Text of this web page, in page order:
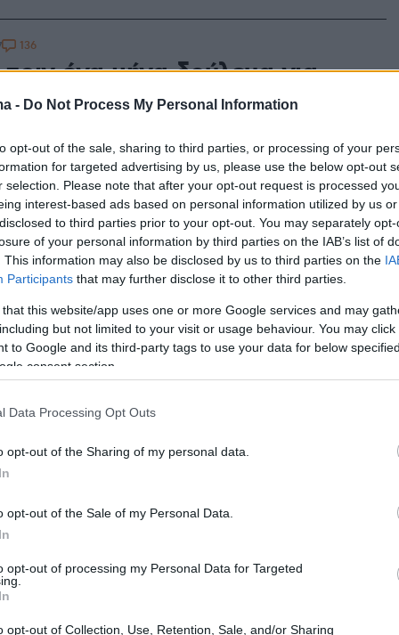
- Do Not Process My Personal Information
opt-out of the sale, sharing to third parties, or processing of your
for targeted advertising by us, please use the below opt-out
selection. Please note that after your opt-out request is processed
interest-based ads based on personal information utilized by us
to third parties prior to your opt-out. You may separately
of your personal information by third parties on the IAB’s list of
This information may also be disclosed by us to third parties on the
Participants that may further disclose it to other third parties.
that this website/app uses one or more Google services and may
but not limited to your visit or usage behaviour. You may
to Google and its third-party tags to use your data for below
consent section.
Data Processing Opt Outs
opt-out of the Sharing of my personal data.
opt-out of the Sale of my Personal Data.
opt-out of processing my Personal Data for Targeted
opt-out of Collection, Use, Retention, Sale, and/or Sharing
ένα μήνα δούλευα για
μετά το μετάλλιο μάλλον
να βρω ξανά δουλειά» λέει ο
Ευρώπης στη
στο Μπέργκεν κέρδισε το ασημένιο στη
κατηγορία Κ23, όμως πίσω από την επιτυχία
στιγμές
136
2025: Θρίαμβος στη
- Σε ελληνικά χέρια και τα
Κεσίδης κατέκτησε το χρυσό μετάλλιο,
Παπαναστασίου και Γιάννης Κορακίδης κατέλαβαν
10
Εμμανουηλίδου: «Χάλκινη»
στο ευρωπαϊκό Κ23 στο